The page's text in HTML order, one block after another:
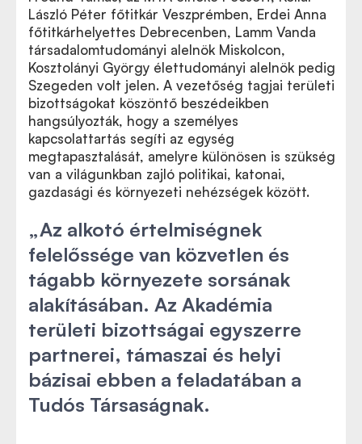
László Péter főtitkár Veszprémben, Erdei Anna
főtitkárhelyettes Debrecenben, Lamm Vanda
társadalomtudományi alelnök Miskolcon,
Kosztolányi György élettudományi alelnök pedig
Szegeden volt jelen. A vezetőség tagjai területi
bizottságokat köszöntő beszédeikben
hangsúlyozták, hogy a személyes
kapcsolattartás segíti az egység
megtapasztalását, amelyre különösen is szükség
van a világunkban zajló politikai, katonai,
gazdasági és környezeti nehézségek között.
„Az alkotó értelmiségnek
felelőssége van közvetlen és
tágabb környezete sorsának
alakításában. Az Akadémia
területi bizottságai egyszerre
partnerei, támaszai és helyi
bázisai ebben a feladatában a
Tudós Társaságnak.